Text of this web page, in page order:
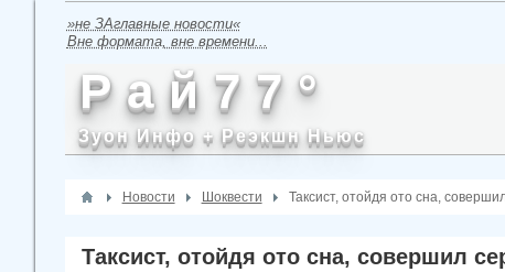
»не ЗАглавные новости«
Вне формата, вне времени...
Р а й 7 7 °
Зуон Инфо + Реэкшн Ньюс
Новости Шоквести Таксист, отойдя ото сна,
Таксист, отойдя ото сна, совершил